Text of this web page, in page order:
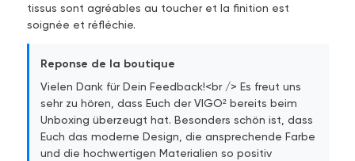
tissus sont agréables au toucher et la finition est
soignée et réfléchie.
Reponse de la boutique
Vielen Dank für Dein Feedback!<br /> Es freut uns
sehr zu hören, dass Euch der VIGO² bereits beim
Unboxing überzeugt hat. Besonders schön ist, dass
Euch das moderne Design, die ansprechende Farbe
und die hochwertigen Materialien so positiv